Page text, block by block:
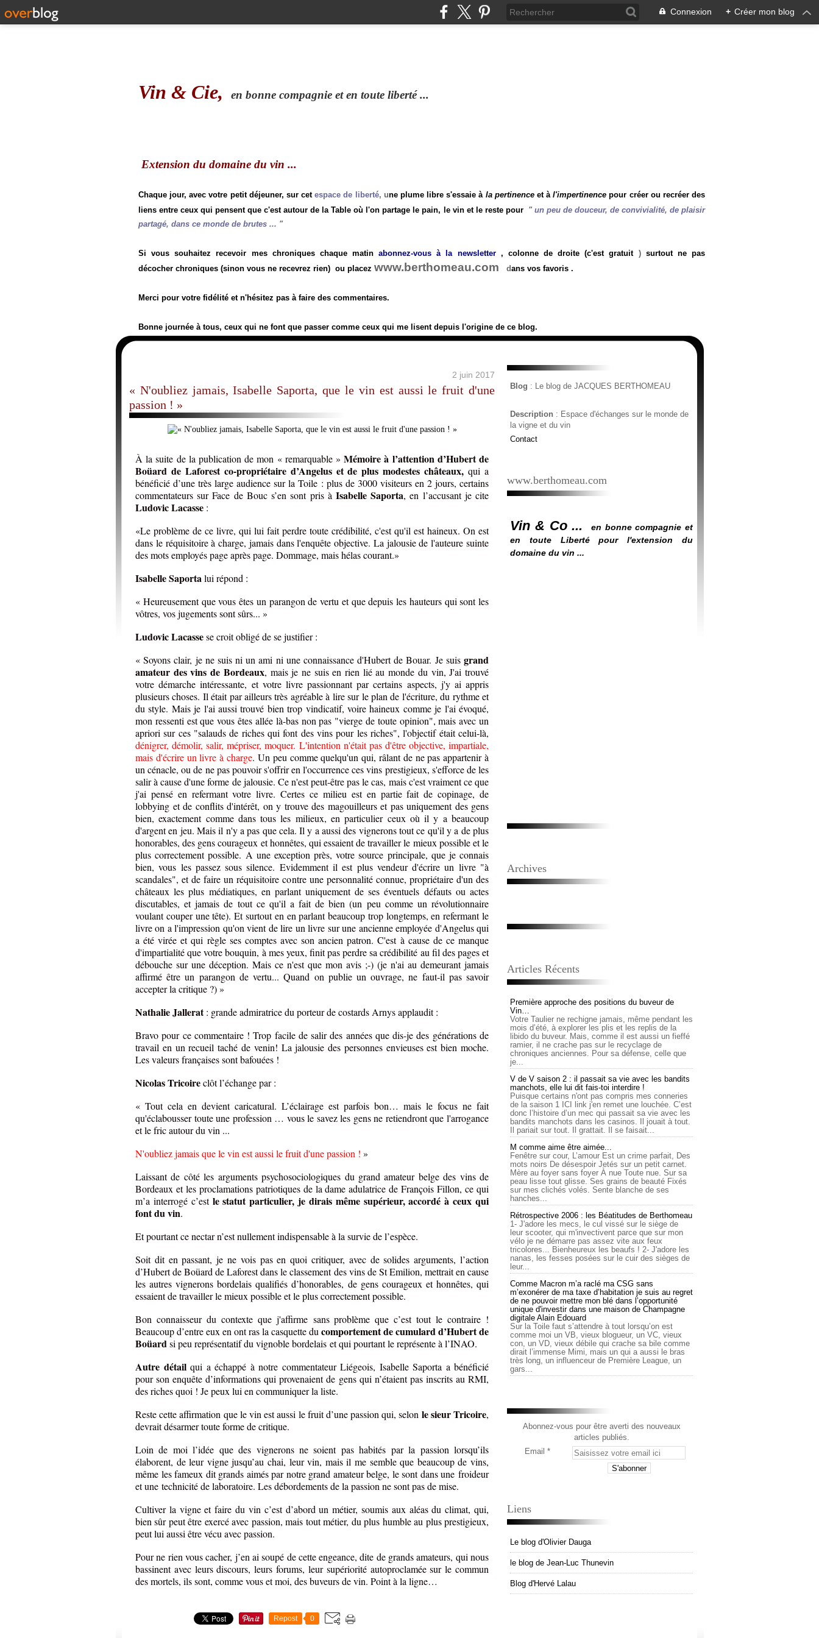
Connexion + Créer mon blog
Vin & Cie, en bonne compagnie et en toute liberté ...
Extension du domaine du vin ...
Chaque jour, avec votre petit déjeuner, sur cetespace de liberté, une plume libre s'essaie à la pertinenceet àl'impertinence pour créer ou recréer des
liens entre ceux qui pensent que c'est autour de la Table où l'on partage le pain, le vin et le reste pour "un peu de douceur, de convivialité, de plaisir
partagé, dans ce monde de brutes ... "
Si vous souhaitez recevoir mes chroniques chaque matinabonnez-vous à la newsletter, colonne de droite (c'est gratuit) surtout ne pas
décocher chroniques (sinon vous ne recevrez rien) ou placez www.berthomeau.com dans vos favoris .
Merci pour votre fidélité et n'hésitez pas à faire des commentaires.
Bonne journée à tous, ceux qui ne font que passer comme ceux qui me lisent depuis l'origine de ce blog.
2 juin 2017
« N'oubliez jamais, Isabelle Saporta, que le vin est aussi le fruit d'une
passion ! »
À la suite de la publication de mon « remarquable »Mémoire à l’attention d’Hubert de
Boüard de Laforest co-propriétaire d’Angelus et de plus modestes châteaux, qui a
bénéficié d’une très large audience sur la Toile : plus de 3000 visiteurs en 2 jours, certains
commentateurs sur Face de Bouc s’en sont pris à Isabelle Saporta, en l’accusant je cite
Ludovic Lacasse :
«Le problème de ce livre, qui lui fait perdre toute crédibilité, c'est qu'il est haineux. On est
dans le réquisitoire à charge, jamais dans l'enquête objective. La jalousie de l'auteure suinte
des mots employés page après page. Dommage, mais hélas courant.»
Isabelle Saportalui répond :
« Heureusement que vous êtes un parangon de vertu et que depuis les hauteurs qui sont les
vôtres, vos jugements sont sûrs... »
Ludovic Lacassese croit obligé de se justifier :
« Soyons clair, je ne suis ni un ami ni une connaissance d'Hubert de Bouar. Je suis grand
amateur des vins de Bordeaux, mais je ne suis en rien lié au monde du vin, J'ai trouvé
votre démarche intéressante, et votre livre passionnant par certains aspects, j'y ai appris
plusieurs choses. Il était par ailleurs très agréable à lire sur le plan de l'écriture, du rythme et
du style. Mais je l'ai aussi trouvé bien trop vindicatif, voire haineux comme je l'ai évoqué,
mon ressenti est que vous êtes allée là-bas non pas "vierge de toute opinion", mais avec un
apriori sur ces "salauds de riches qui font des vins pour les riches", l'objectif était celui-là,
dénigrer, démolir, salir, mépriser, moquer. L'intention n'était pas d'être objective, impartiale,
mais d'écrire un livre à charge. Un peu comme quelqu'un qui, râlant de ne pas appartenir à
un cénacle, ou de ne pas pouvoir s'offrir en l'occurrence ces vins prestigieux, s'efforce de les
salir à cause d'une forme de jalousie. Ce n'est peut-être pas le cas, mais c'est vraiment ce que
j'ai pensé en refermant votre livre. Certes ce milieu est en partie fait de copinage, de
lobbying et de conflits d'intérêt, on y trouve des magouilleurs et pas uniquement des gens
bien, exactement comme dans tous les milieux, en particulier ceux où il y a beaucoup
d'argent en jeu. Mais il n'y a pas que cela. Il y a aussi des vignerons tout ce qu'il y a de plus
honorables, des gens courageux et honnêtes, qui essaient de travailler le mieux possible et le
plus correctement possible. A une exception près, votre source principale, que je connais
bien, vous les passez sous silence. Evidemment il est plus vendeur d'écrire un livre "à
scandales", et de faire un réquisitoire contre une personnalité connue, propriétaire d'un des
châteaux les plus médiatiques, en parlant uniquement de ses éventuels défauts ou actes
discutables, et jamais de tout ce qu'il a fait de bien (un peu comme un révolutionnaire
voulant couper une tête). Et surtout en en parlant beaucoup trop longtemps, en refermant le
livre on a l'impression qu'on vient de lire un livre sur une ancienne employée d'Angelus qui
a été virée et qui règle ses comptes avec son ancien patron. C'est à cause de ce manque
d'impartialité que votre bouquin, à mes yeux, finit pas perdre sa crédibilité au fil des pages et
débouche sur une déception. Mais ce n'est que mon avis ;-) (je n'ai au demeurant jamais
affirmé être un parangon de vertu... Quand on publie un ouvrage, ne faut-il pas savoir
accepter la critique ?) »
Nathalie Jallerat: grande admiratrice du porteur de costards Arnys applaudit :
Bravo pour ce commentaire ! Trop facile de salir des années que dis-je des générations de
travail en un recueil taché de venin! La jalousie des personnes envieuses est bien moche.
Les valeurs françaises sont bafouées !
Nicolas Tricoireclôt l’échange par :
« Tout cela en devient caricatural. L’éclairage est parfois bon… mais le focus ne fait
qu'éclabousser toute une profession … vous le savez les gens ne retiendront que l'arrogance
et le fric autour du vin ...
N'oubliez jamais que le vin est aussi le fruit d'une passion ! »
Laissant de côté les arguments psychosociologiques du grand amateur belge des vins de
Bordeaux et les proclamations patriotiques de la dame adulatrice de François Fillon, ce qui
m’a interrogé c’est le statut particulier, je dirais même supérieur, accordé à ceux qui
font du vin.
Et pourtant ce nectar n’est nullement indispensable à la survie de l’espèce.
Soit dit en passant, je ne vois pas en quoi critiquer, avec de solides arguments, l’action
d’Hubert de Boüard de Laforest dans le classement des vins de St Emilion, mettrait en cause
les autres vignerons bordelais qualifiés d’honorables, de gens courageux et honnêtes, qui
essaient de travailler le mieux possible et le plus correctement possible.
Bon connaisseur du contexte que j'affirme sans problème que c’est tout le contraire !
Beaucoup d’entre eux en ont ras la casquette du comportement de cumulard d’Hubert de
Boüardsi peu représentatif du vignoble bordelais et qui pourtant le représente à l’INAO.
Autre détail qui a échappé à notre commentateur Liégeois, Isabelle Saporta a bénéficié
pour son enquête d’informations qui provenaient de gens qui n’étaient pas inscrits au RMI,
des riches quoi ! Je peux lui en communiquer la liste.
Reste cette affirmation que le vin est aussi le fruit d’une passion qui, selon le sieur Tricoire,
devrait désarmer toute forme de critique.
Loin de moi l’idée que des vignerons ne soient pas habités par la passion lorsqu’ils
élaborent, de leur vigne jusqu’au chai, leur vin, mais il me semble que beaucoup de vins,
même les fameux dit grands aimés par notre grand amateur belge, le sont dans une froideur
et une technicité de laboratoire. Les débordements de la passion ne sont pas de mise.
Cultiver la vigne et faire du vin c’est d’abord un métier, soumis aux aléas du climat, qui,
bien sûr peut être exercé avec passion, mais tout métier, du plus humble au plus prestigieux,
peut lui aussi être vécu avec passion.
Pour ne rien vous cacher, j’en ai soupé de cette engeance, dite de grands amateurs, qui nous
bassinent avec leurs discours, leurs forums, leur supériorité autoproclamée sur le commun
des mortels, ils sont, comme vous et moi, des buveurs de vin. Point à la ligne…
Repost 0
Blog : Le blog de JACQUES BERTHOMEAU
Description : Espace d'échanges sur le monde de
la vigne et du vin
Contact
www.berthomeau.com
Vin & Co ...
en bonne compagnie et
en toute Liberté pour l'extension du
domaine du vin ...
Archives
Articles Récents
Première approche des positions du buveur de
Vin…
Votre Taulier ne rechigne jamais, même pendant les
mois d’été, à explorer les plis et les replis de la
libido du buveur. Mais, comme il est aussi un fieffé
ramier, il ne crache pas sur le recyclage de
chroniques anciennes. Pour sa défense, celle que
je...
V de V saison 2 : il passait sa vie avec les bandits
manchots, elle lui dit fais-toi interdire !
Puisque certains n'ont pas compris mes conneries
de la saison 1 ICI link j'en remet une louchée. C’est
donc l’histoire d’un mec qui passait sa vie avec les
bandits manchots dans les casinos. Il jouait à tout.
Il pariait sur tout. Il grattait. Il se faisait...
M comme aime être aimée...
Fenêtre sur cour, L’amour Est un crime parfait, Des
mots noirs De désespoir Jetés sur un petit carnet.
Mère au foyer sans foyer À nue Toute nue. Sur sa
peau lisse tout glisse. Ses grains de beauté Fixés
sur mes clichés volés. Sente blanche de ses
hanches...
Rétrospective 2006 : les Béatitudes de Berthomeau
1- J'adore les mecs, le cul vissé sur le siège de
leur scooter, qui m'invectivent parce que sur mon
vélo je ne démarre pas assez vite aux feux
tricolores... Bienheureux les beaufs ! 2- J'adore les
nanas, les fesses posées sur le cuir des sièges de
leur...
Comme Macron m’a raclé ma CSG sans
m’exonérer de ma taxe d’habitation je suis au regret
de ne pouvoir mettre mon blé dans l’opportunité
unique d'investir dans une maison de Champagne
digitale Alain Edouard
Sur la Toile faut s’attendre à tout lorsqu’on est
comme moi un VB, vieux blogueur, un VC, vieux
con, un VD, vieux débile qui crache sa bile comme
dirait l’immense Mimi, mais un qui a aussi le bras
très long, un influenceur de Première League, un
gars...
Abonnez-vous pour être averti des nouveaux
articles publiés.
Email
Liens
Le blog d'Olivier Dauga
le blog de Jean-Luc Thunevin
Blog d'Hervé Lalau